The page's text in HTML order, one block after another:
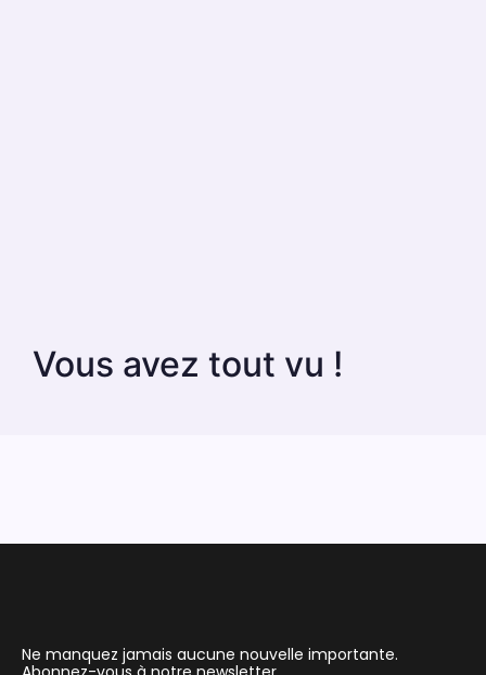
Vous avez tout vu !
Ne manquez jamais aucune nouvelle importante.